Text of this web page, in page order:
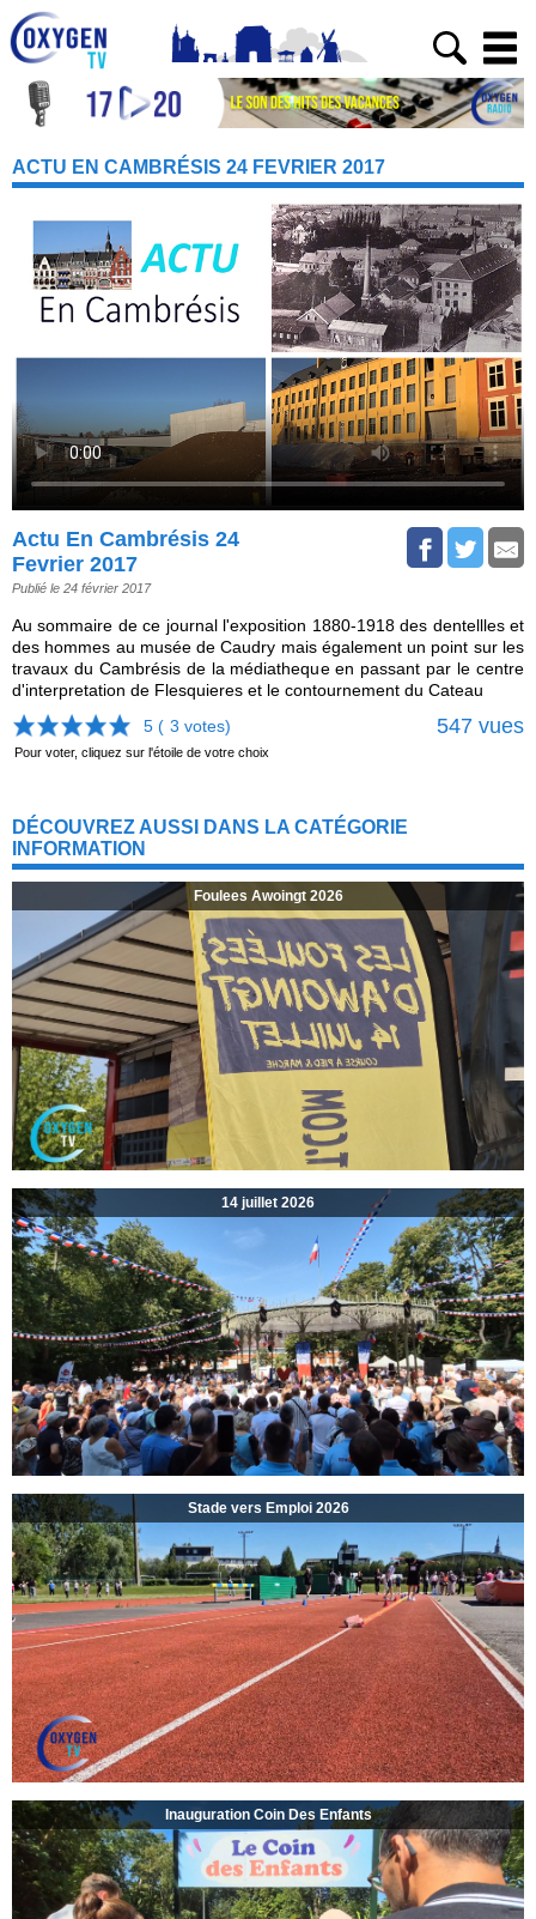
ACTU EN CAMBRÉSIS 24 FEVRIER 2017
Actu En Cambrésis 24
Fevrier 2017
Publié le 24 février 2017
Au sommaire de ce journal l'exposition 1880-1918 des dentellles et
des hommes au musée de Caudry mais également un point sur les
travaux du Cambrésis de la médiatheque en passant par le centre
d'interpretation de Flesquieres et le contournement du Cateau
5 ( 3 votes) 547 vues
Pour voter, cliquez sur l'étoile de votre choix
DÉCOUVREZ AUSSI DANS LA CATÉGORIE
INFORMATION
Foulees Awoingt 2026
14 juillet 2026
Stade vers Emploi 2026
Inauguration Coin Des Enfants